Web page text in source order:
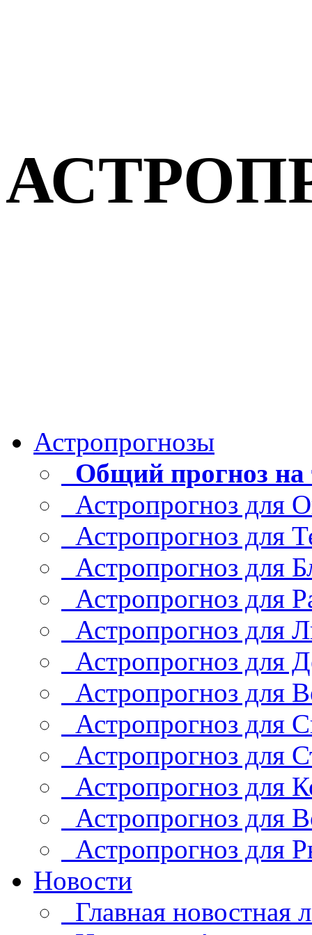
Астропрогнозы
Общий прогноз
Астропрогноз для
Астропрогноз для
Астропрогноз для
Астропрогноз для
Астропрогноз для
Астропрогноз для
Астропрогноз для
Астропрогноз для
Астропрогноз для
Астропрогноз для
Астропрогноз для
Астропрогноз для
Новости
Главная новостная